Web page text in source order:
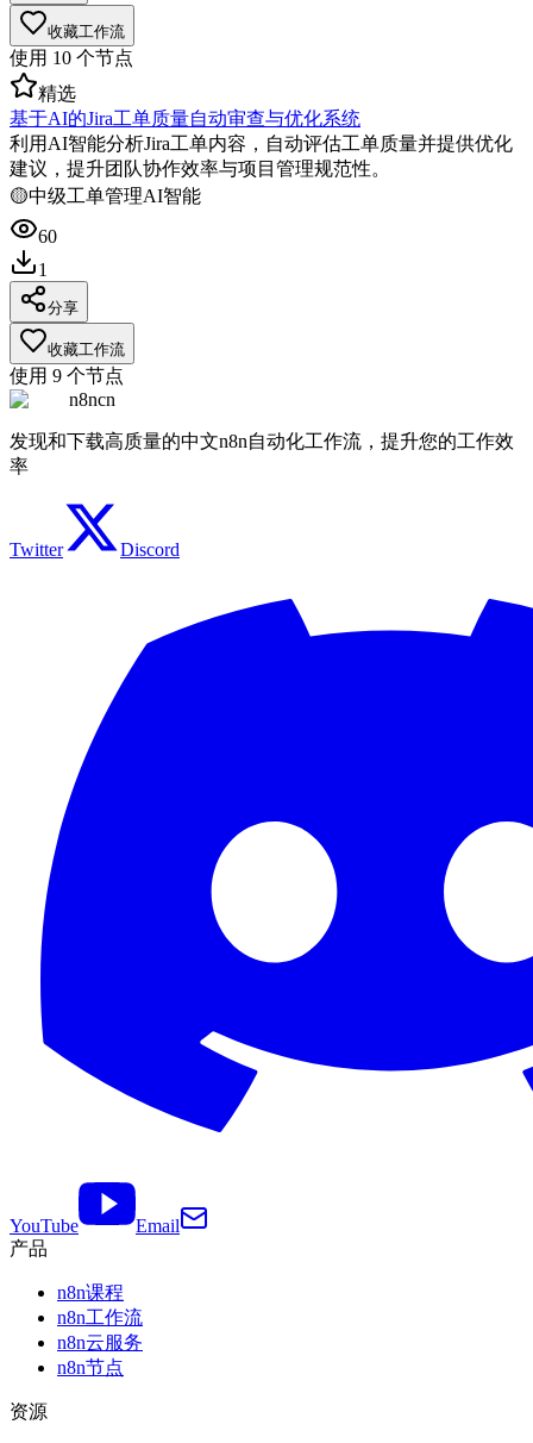
收藏工作流
使用 10 个节点
精选
基于AI的Jira工单质量自动审查与优化系统
利用AI智能分析Jira工单内容，自动评估工单质量并提供优化
建议，提升团队协作效率与项目管理规范性。
🟡中级工单管理AI智能
60
1
分享
收藏工作流
使用 9 个节点
n8ncn
发现和下载高质量的中文n8n自动化工作流，提升您的工作效
率
Twitter Discord
YouTube
Email
产品
n8n课程
n8n工作流
n8n云服务
n8n节点
资源